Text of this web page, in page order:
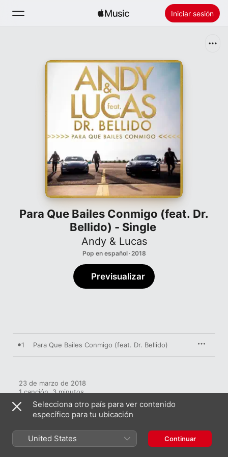
Iniciar sesión
Novedades
Instalar Apple Music
Para Que Bailes Conmigo (feat. Dr.
Bellido) - Single
Andy & Lucas
Pop en español · 2018
Previsualizar
1 Para Que Bailes Conmigo (feat. Dr. Bellido)
23 de marzo de 2018
1 canción, 3 minutos
℗ 2018 A&L Music and Management
Selecciona otro país para ver contenido
específico para tu ubicación
United States Continuar